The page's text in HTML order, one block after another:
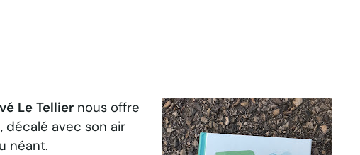
Le Tellier nous offre
avec son air
néant.